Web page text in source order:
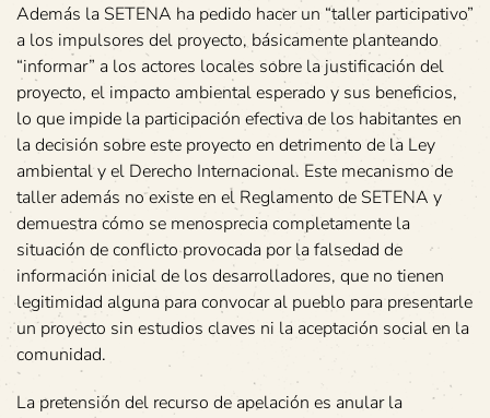
Además la SETENA ha pedido hacer un “taller participativo”
a los impulsores del proyecto, básicamente planteando
“informar” a los actores locales sobre la justificación del
proyecto, el impacto ambiental esperado y sus beneficios,
lo que impide la participación efectiva de los habitantes en
la decisión sobre este proyecto en detrimento de la Ley
ambiental y el Derecho Internacional. Este mecanismo de
taller además no existe en el Reglamento de SETENA y
demuestra cómo se menosprecia completamente la
situación de conflicto provocada por la falsedad de
información inicial de los desarrolladores, que no tienen
legitimidad alguna para convocar al pueblo para presentarle
un proyecto sin estudios claves ni la aceptación social en la
comunidad.
La pretensión del recurso de apelación es anular la